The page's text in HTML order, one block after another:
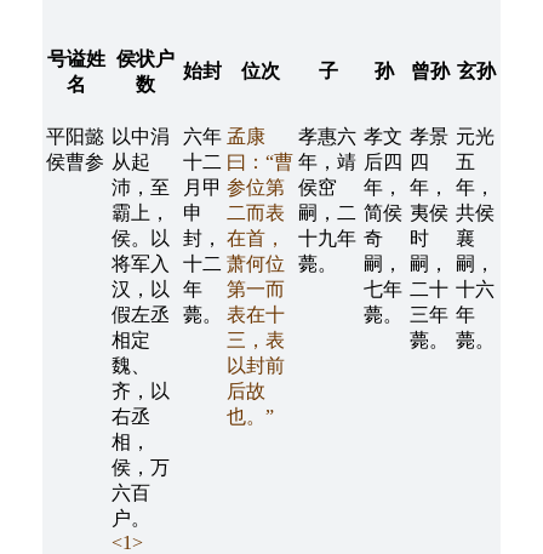
号谥姓
名
侯状户
数
始封 位次 子 孙 曾孙 玄孙
平阳懿
侯曹参
以中涓
从起
沛，至
霸上，
侯。以
将军入
汉，以
假左丞
相定
魏、
齐，以
右丞
相，
侯，万
六百
户。
<1>
六年
十二
月甲
申
封，
十二
年
薨。
孟康
曰：“曹
参位第
二而表
在首，
萧何位
第一而
表在十
三，表
以封前
后故
也。”
孝惠六
年，靖
侯窋
嗣，二
十九年
薨。
孝文
后四
年，
简侯
奇
嗣，
七年
薨。
孝景
四
年，
夷侯
时
嗣，
二十
三年
薨。
元光
五
年，
共侯
襄
嗣，
十六
年
薨。